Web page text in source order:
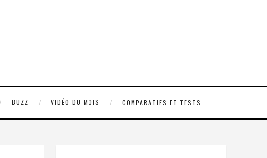
BUZZ VIDÉO DU MOIS COMPARATIFS ET TESTS